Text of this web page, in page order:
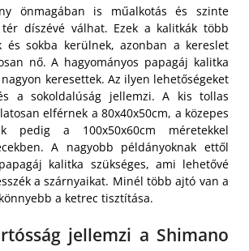
önmagában is műalkotás és szinte
díszévé válhat. Ezek a kalitkák több
és sokba kerülnek, azonban a kereslet
nő. A hagyományos papagáj kalitka
keresettek. Az ilyen lehetőségeket
a sokoldalúság jellemzi. A kis tollas
elférnek a 80x40x50cm, a közepes
pedig a 100x50x60cm méretekkel
A nagyobb példányoknak ettől
kalitka szükséges, ami lehetővé
a szárnyaikat. Minél több ajtó van a
a ketrec tisztítása.
jellemzi a Shimano